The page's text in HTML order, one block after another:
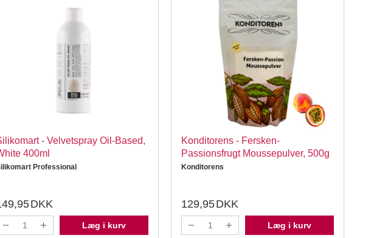
- Velvetspray Oil-Based,
400ml
Professional
DKK
Læg i kurv
Konditorens - Fersken-
Passionsfrugt Moussepulver, 500g
Konditorens
129,95DKK
Læg i kurv